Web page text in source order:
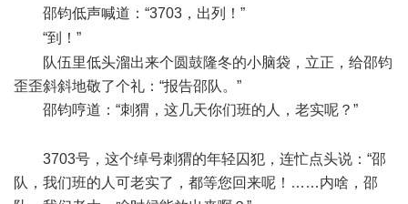
邵钧低声喊道：“3703，出列！”
“到！”
队伍里低头溜出来个圆鼓隆冬的小脑袋，立正，给邵钧
歪歪斜斜地敬了个礼：“报告邵队。”
邵钧哼道：“刺猬，这几天你们班的人，老实呢？”
3703号，这个绰号刺猬的年轻囚犯，连忙点头说：“邵
队，我们班的人可老实了，都等您回来呢！……内啥，邵